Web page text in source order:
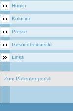
Humor
Kolumne
Presse
Gesundheitsrecht
Links
Zum Patientenportal